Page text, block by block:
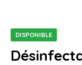
DISPONIBLE